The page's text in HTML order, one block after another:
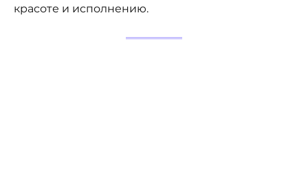
красоте и исполнению.